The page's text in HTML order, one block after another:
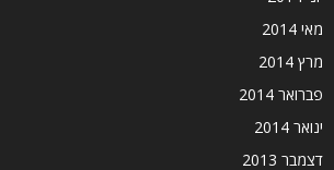
מאי 2014
מרץ 2014
פברואר 2014
ינואר 2014
דצמבר 2013